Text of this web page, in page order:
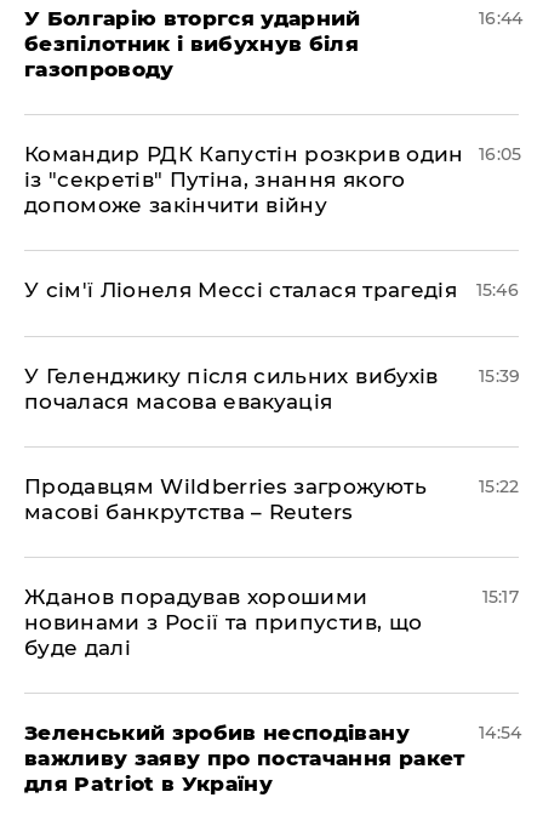
У Болгарію вторгся ударний
безпілотник і вибухнув біля
газопроводу
16:44
Командир РДК Капустін розкрив один
із "секретів" Путіна, знання якого
допоможе закінчити війну
16:05
У сім'ї Ліонеля Мессі сталася трагедія 15:46
У Геленджику після сильних вибухів
почалася масова евакуація
15:39
Продавцям Wildberries загрожують
масові банкрутства – Reuters
15:22
Жданов порадував хорошими
новинами з Росії та припустив, що
буде далі
15:17
Зеленський зробив несподівану
важливу заяву про постачання ракет
для Patriot в Україну
14:54